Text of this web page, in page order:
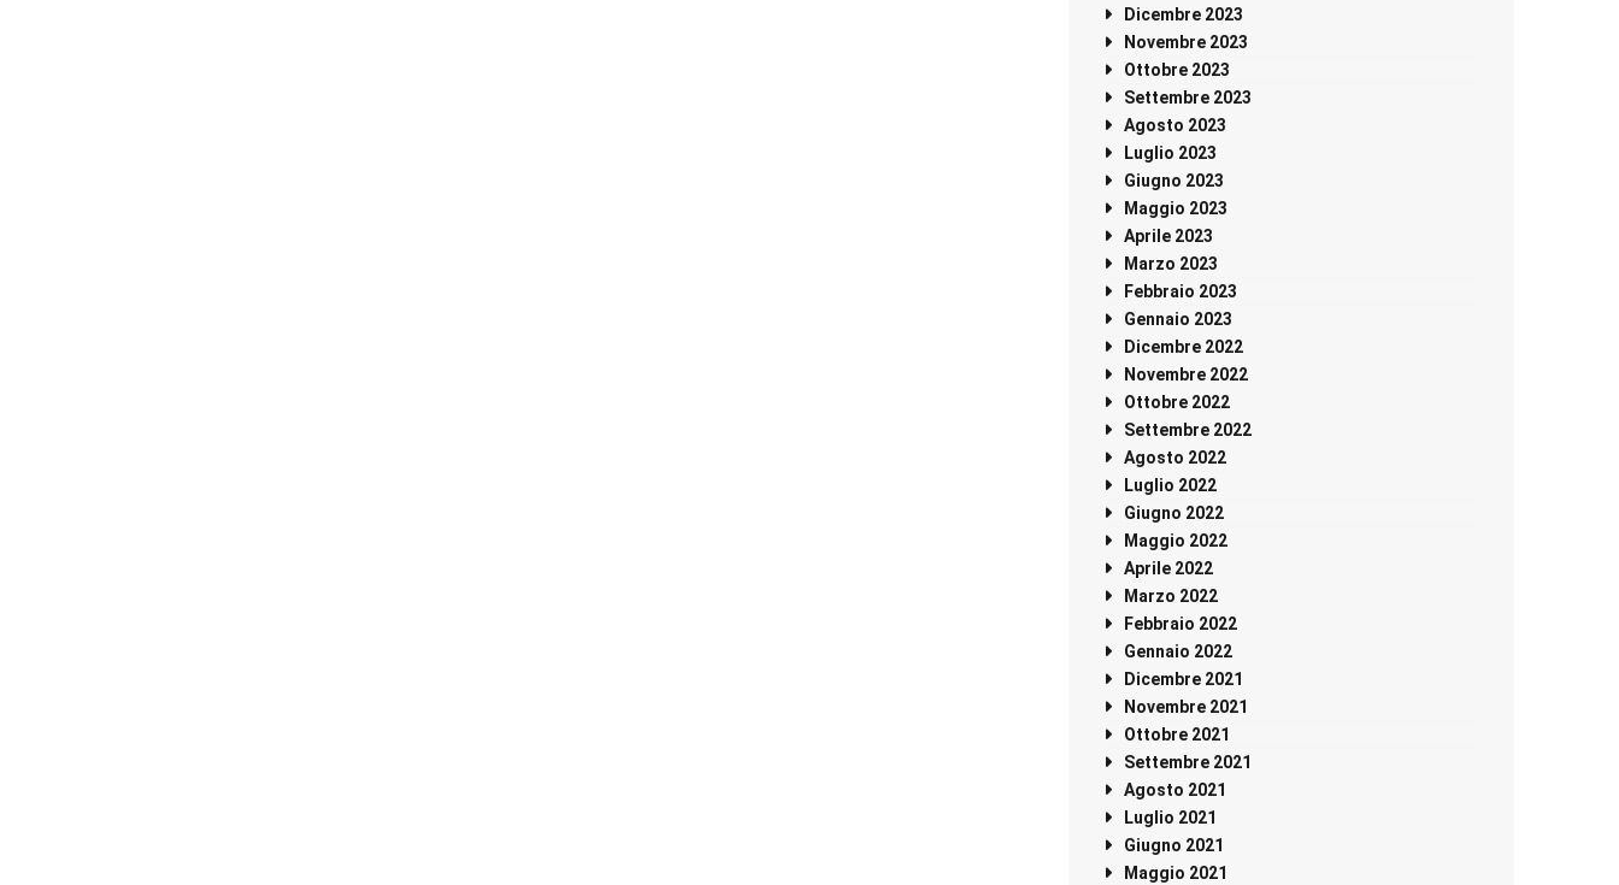
Dicembre 2023
Novembre 2023
Ottobre 2023
Settembre 2023
Agosto 2023
Luglio 2023
Giugno 2023
Maggio 2023
Aprile 2023
Marzo 2023
Febbraio 2023
Gennaio 2023
Dicembre 2022
Novembre 2022
Ottobre 2022
Settembre 2022
Agosto 2022
Luglio 2022
Giugno 2022
Maggio 2022
Aprile 2022
Marzo 2022
Febbraio 2022
Gennaio 2022
Dicembre 2021
Novembre 2021
Ottobre 2021
Settembre 2021
Agosto 2021
Luglio 2021
Giugno 2021
Maggio 2021